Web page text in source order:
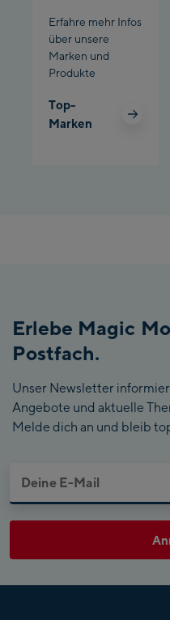
Erfahre mehr Infos
über unsere
Marken und
Produkte
Top-
Marken
Erlebe Magic
Postfach.
Unser Newsletter
Angebote und aktuelle
Melde dich an und bleib